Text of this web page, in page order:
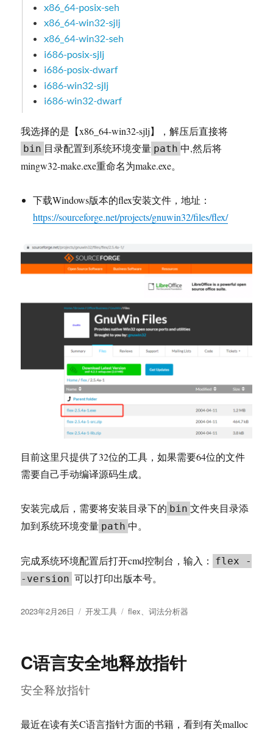
我选择的是【x86_64-win32-sjlj】，解压后直接将
bin 目录配置到系统环境变量 path 中,然后将
mingw32-make.exe重命名为make.exe。
下载Windows版本的flex安装文件，地址：
https://sourceforge.net/projects/gnuwin32/files/flex/
目前这里只提供了32位的工具，如果需要64位的文件
需要自己手动编译源码生成。
安装完成后，需要将安装目录下的 bin 文件夹目录添
加到系统环境变量 path 中。
完成系统环境配置后打开cmd控制台，输入：
flex -
-version 可以打印出版本号。
发
2023年2月26日
分
开发工具
标
flex 、词法分析器
C语言安全地释放指针
安全释放指针
最近在读有关C语言指针方面的书籍，看到有关malloc